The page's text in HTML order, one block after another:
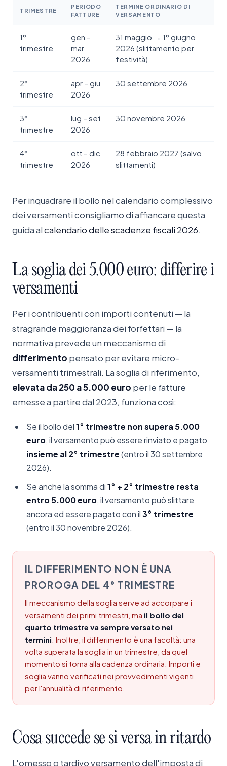
TRIMESTRE
PERIODO
FATTURE
TERMINE ORDINARIO DI
VERSAMENTO
1°
trimestre
gen –
mar
2026
31 maggio → 1° giugno
2026 (slittamento per
festività)
2°
trimestre
apr – giu
2026
30 settembre 2026
3°
trimestre
lug – set
2026
30 novembre 2026
4°
trimestre
ott – dic
2026
28 febbraio 2027 (salvo
slittamenti)
Per inquadrare il bollo nel calendario complessivo
dei versamenti consigliamo di affiancare questa
guida alcalendario delle scadenze fiscali 2026.
Lasoglia dei5.000euro: differirei
versamenti
Per i contribuenti con importi contenuti — la
stragrande maggioranza dei forfettari — la
normativa prevede un meccanismo di
differimento pensato per evitare micro-
versamenti trimestrali. La soglia di riferimento,
elevata da 250 a 5.000 euro per le fatture
emesse a partire dal 2023, funziona così:
Se il bollo del1° trimestre non supera 5.000
euro, il versamento può essere rinviato e pagato
insieme al 2° trimestre(entro il 30 settembre
2026).
Se anche la somma di1° + 2° trimestre resta
entro 5.000 euro, il versamento può slittare
ancora ed essere pagato con il3° trimestre
(entro il 30 novembre 2026).
IL DIFFERIMENTO NON È UNA
PROROGA DEL 4° TRIMESTRE
Il meccanismo della soglia serve ad accorpare i
versamenti dei primi trimestri, ma il bollo del
quarto trimestre va sempre versato nei
termini . Inoltre, il differimento è una facoltà: una
volta superata la soglia in un trimestre, da quel
momento si torna alla cadenza ordinaria. Importi e
soglia vanno verificati nei provvedimenti vigenti
per l'annualità di riferimento.
Cosasuccede se siversainritardo
L'omesso o tardivo versamento dell'imposta di